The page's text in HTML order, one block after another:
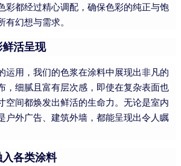
彩都经过精心调配，确保色彩的纯正与饱
幻想与需求。
活呈现
运用，我们的色浆在涂料中展现出非凡的
，细腻且富有层次感，即使在复杂表面也
空间都焕发出鲜活的生命力。无论是室内
户外广告、建筑外墙，都能呈现出令人瞩
各类涂料